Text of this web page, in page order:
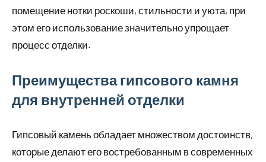
помещение нотки роскоши, стильности и уюта, при
этом его использование значительно упрощает
процесс отделки.
Преимущества гипсового камня
для внутренней отделки
Гипсовый камень обладает множеством достоинств,
которые делают его востребованным в современных